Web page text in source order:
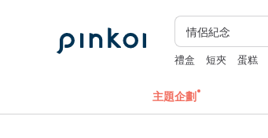
禮盒 短夾 蛋糕
主題企劃